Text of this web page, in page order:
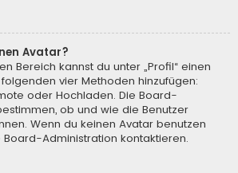
Avatar?
Bereich kannst du unter „Profil“ einen
vier Methoden hinzufügen:
oder Hochladen. Die Board-
ob und wie die Benutzer
Wenn du keinen Avatar benutzen
Board-Administration kontaktieren.